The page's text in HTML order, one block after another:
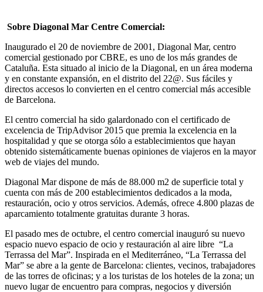
Sobre Diagonal Mar Centre Comercial:
Inaugurado el 20 de noviembre de 2001, Diagonal Mar, centro
comercial gestionado por CBRE, es uno de los más grandes de
Cataluña. Esta situado al inicio de la Diagonal, en un área moderna
y en constante expansión, en el distrito del 22@. Sus fáciles y
directos accesos lo convierten en el centro comercial más accesible
de Barcelona.
El centro comercial ha sido galardonado con el certificado de
excelencia de TripAdvisor 2015 que premia la excelencia en la
hospitalidad y que se otorga sólo a establecimientos que hayan
obtenido sistemáticamente buenas opiniones de viajeros en la mayor
web de viajes del mundo.
Diagonal Mar dispone de más de 88.000 m2 de superficie total y
cuenta con más de 200 establecimientos dedicados a la moda,
restauración, ocio y otros servicios. Además, ofrece 4.800 plazas de
aparcamiento totalmente gratuitas durante 3 horas.
El pasado mes de octubre, el centro comercial inauguró su nuevo
espacio nuevo espacio de ocio y restauración al aire libre “La
Terrassa del Mar”. Inspirada en el Mediterráneo, “La Terrassa del
Mar” se abre a la gente de Barcelona: clientes, vecinos, trabajadores
de las torres de oficinas; y a los turistas de los hoteles de la zona; un
nuevo lugar de encuentro para compras, negocios y diversión